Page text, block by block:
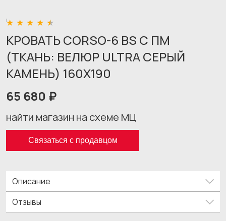
КРОВАТЬ CORSO-6 BS С ПМ
(ТКАНЬ: ВЕЛЮР ULTRA СЕРЫЙ
КАМЕНЬ) 160X190
65 680 ₽
найти магазин на схеме МЦ
Связаться с продавцом
Описание
Отзывы